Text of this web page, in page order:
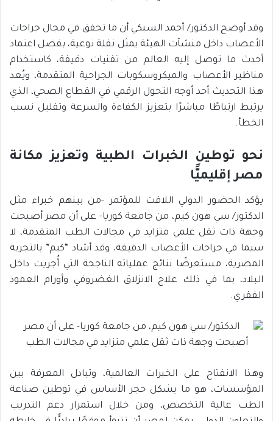
وقد أوضح الدكتور/ أحمد السبكي أن ما تحقق في مجال جراحات
الأعصاب داخل منشآت الهيئة يمثل نقلة نوعية، بفضل اعتماد
أحدث ما توصل إليه العالم من تقنيات دقيقة، كاستخدام
مناظير الأعصاب والميكروسكوبات الجراحية المتقدمة، ويُعد
هذا التحديث أحد أوجه التحول الرقمي في القطاع الصحي، الذي
يرتبط ارتباطًا مباشرًا بتعزيز الكفاءة والسرعة وتقليل نسب
الخطأ.
نحو توطين الخبرات الطبية وتعزيز مكانة
مصر إقليميًّا
يؤكد الحضور الدولي اللافت للمؤتمر -من بينهم خبراء مثل
الدكتور/ سي هون كيم، من جامعة كوريا- على أن مصر أصبحت
وجهة ذات ثقل علمي متزايد في مجالات الطب المتقدمة، لا
سيما في جراحات الأعصاب الدقيقة، وقد أشاد “كيم” بالتجربة
المصرية، مستعرضًا نتائج عملياته الناجحة التي أُجريت داخل
البلاد، بما في ذلك علاج الانزلاق الغضروفي وأورام العمود
الفقري.
وهذا الانفتاح على الخبرات العالمية، وتبادل المعرفة بين
المؤسسات، هو ما يشكل حجر الأساس في توطين صناعة
الطب عالية التخصص، ومن خلال استمرار دعم التدريب